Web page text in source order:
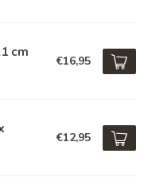
cm
€16,95
€12,95